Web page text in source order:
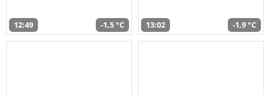
12:49 -1,5 °C 13:02 -1,9 °C